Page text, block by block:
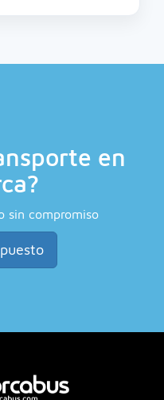
en
sin compromiso